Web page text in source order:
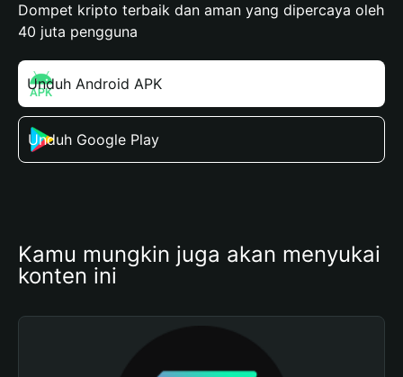
Dompet kripto terbaik dan aman yang dipercaya oleh
40 juta pengguna
Unduh Android APK
Unduh Google Play
Kamu mungkin juga akan menyukai
konten ini